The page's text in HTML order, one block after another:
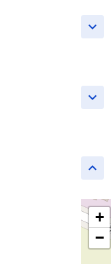
keyboard_arrow_down
keyboard_arrow_down
keyboard_arrow_up
+
−